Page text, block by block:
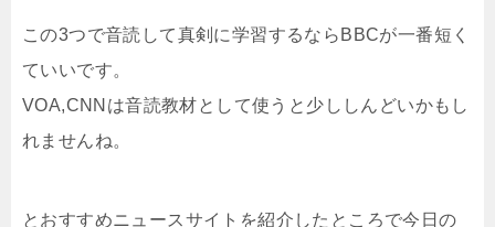
この3つで音読して真剣に学習するならBBCが一番短く
ていいです。
VOA,CNNは音読教材として使うと少ししんどいかもし
れませんね。
とおすすめニュースサイトを紹介したところで今日の